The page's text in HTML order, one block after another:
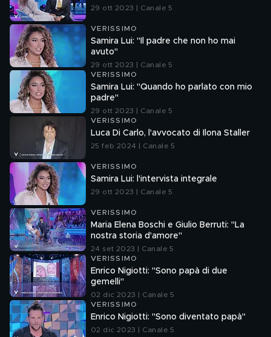
29 ott 2023 | Canale 5
VERISSIMO
Samira Lui: "Il padre che non ho mai
avuto"
29 ott 2023 | Canale 5
VERISSIMO
Samira Lui: "Quando ho parlato con mio
padre"
29 ott 2023 | Canale 5
VERISSIMO
Luca Di Carlo, l'avvocato di Ilona Staller
25 feb 2024 | Canale 5
VERISSIMO
Samira Lui: l'intervista integrale
29 ott 2023 | Canale 5
VERISSIMO
Maria Elena Boschi e Giulio Berruti: "La
nostra storia d'amore"
24 set 2023 | Canale 5
VERISSIMO
Enrico Nigiotti: "Sono papà di due
gemelli"
02 dic 2023 | Canale 5
VERISSIMO
Enrico Nigiotti: "Sono diventato papà"
02 dic 2023 | Canale 5